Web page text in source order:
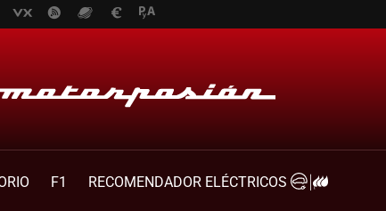
F1
RECOMENDADOR ELÉCTRICOS